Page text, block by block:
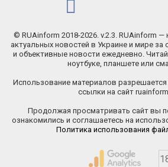
© RUAinform 2018-2026. v.2.3. RUAinform
актуальных новостей в Украине и мире
и объективные новости ежедневно.
ноутбуке, планшете или
Использование материалов
ссылки на сайт
Продолжая просматривать сайт вы
ознакомились и соглашаетесь на
Политика использования